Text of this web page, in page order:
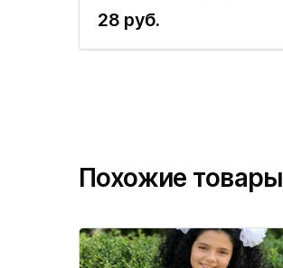
28 руб.
Похожие товары